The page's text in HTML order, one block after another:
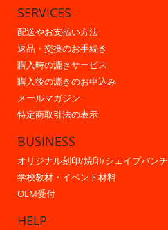
SERVICES
配送やお支払い方法
返品・交換のお手続き
購入時の漉きサービス
購入後の漉きのお申込み
メールマガジン
特定商取引法の表示
BUSINESS
オリジナル刻印/焼印/シェイプパンチ
学校教材・イベント材料
OEM受付
HELP